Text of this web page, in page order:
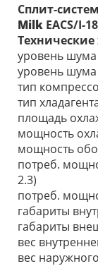
Сплит-
Milk EACS/I-
уровень шума
уровень
тип
тип
площадь
мощность
мощность
потреб.
2.3)
потреб.
габариты
габариты
вес
вес